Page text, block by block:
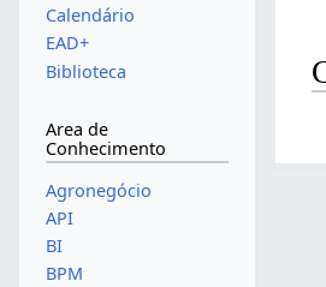
Calendário
EAD+
Biblioteca
Area de
Conhecimento
Agronegócio
API
BI
BPM